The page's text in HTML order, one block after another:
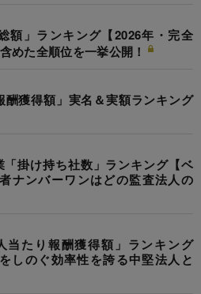
額」ランキング【2026年・完全
めた全順位を一挙公開！
獲得額」実名＆実額ランキング
掛け持ち社数」ランキング【ベ
ナンバーワンはどの監査法人の
当たり報酬獲得額」ランキング
しのぐ効率性を誇る中堅法人と